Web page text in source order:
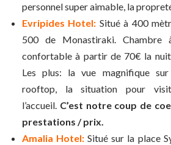
personnel super aimable, la
Evripides Hotel: Situé à 400
500 de Monastiraki.
confortable à partir de 70€ la
Les plus: la vue magnifique
rooftop, la situation pour
l’accueil. C’est notre coup de
prestations / prix.
Amalia Hotel: Situé sur la place